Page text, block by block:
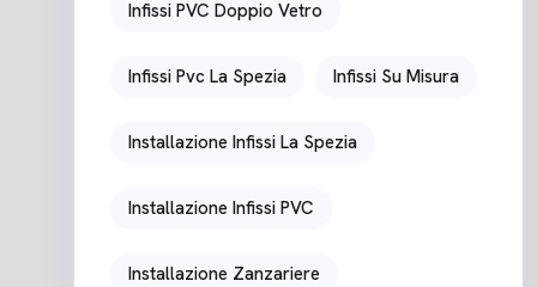
Infissi PVC Doppio Vetro
Infissi Pvc La Spezia Infissi Su Misura
Installazione Infissi La Spezia
Installazione Infissi PVC
Installazione Zanzariere